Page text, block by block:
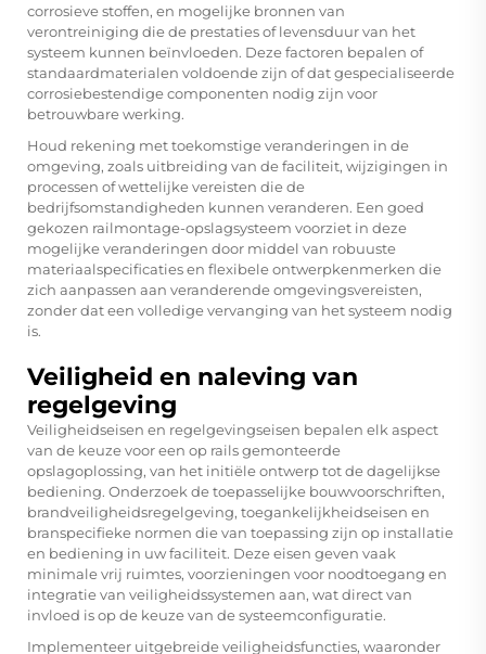
corrosieve stoffen, en mogelijke bronnen van
verontreiniging die de prestaties of levensduur van het
systeem kunnen beïnvloeden. Deze factoren bepalen of
standaardmaterialen voldoende zijn of dat gespecialiseerde
corrosiebestendige componenten nodig zijn voor
betrouwbare werking.
Houd rekening met toekomstige veranderingen in de
omgeving, zoals uitbreiding van de faciliteit, wijzigingen in
processen of wettelijke vereisten die de
bedrijfsomstandigheden kunnen veranderen. Een goed
gekozen railmontage-opslagsysteem voorziet in deze
mogelijke veranderingen door middel van robuuste
materiaalspecificaties en flexibele ontwerpkenmerken die
zich aanpassen aan veranderende omgevingsvereisten,
zonder dat een volledige vervanging van het systeem nodig
is.
Veiligheid en naleving van
regelgeving
Veiligheidseisen en regelgevingseisen bepalen elk aspect
van de keuze voor een op rails gemonteerde
opslagoplossing, van het initiële ontwerp tot de dagelijkse
bediening. Onderzoek de toepasselijke bouwvoorschriften,
brandveiligheidsregelgeving, toegankelijkheidseisen en
branspecifieke normen die van toepassing zijn op installatie
en bediening in uw faciliteit. Deze eisen geven vaak
minimale vrij ruimtes, voorzieningen voor noodtoegang en
integratie van veiligheidssystemen aan, wat direct van
invloed is op de keuze van de systeemconfiguratie.
Implementeer uitgebreide veiligheidsfuncties, waaronder